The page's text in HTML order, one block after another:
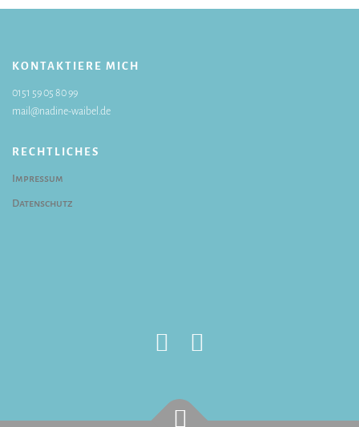
KONTAKTIERE MICH
0151 59 05 80 99
mail@nadine-waibel.de
RECHTLICHES
Impressum
Datenschutz